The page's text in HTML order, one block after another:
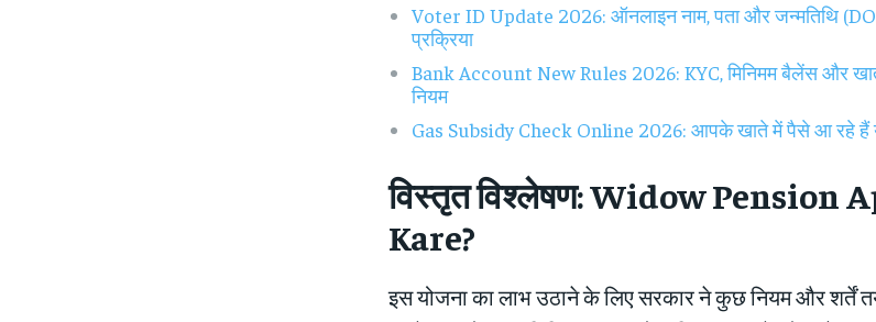
Voter ID Update 2026: ऑनलाइन नाम, पता और जन्मतिथि
प्रक्रिया
Bank Account New Rules 2026: KYC, मिनिमम बैलेंस और
नियम
Gas Subsidy Check Online 2026: आपके खाते में पैसे आ रहे हैं
विस्तृत विश्लेषण: Widow Pension
Kare?
इस योजना का लाभ उठाने के लिए सरकार ने कुछ नियम और